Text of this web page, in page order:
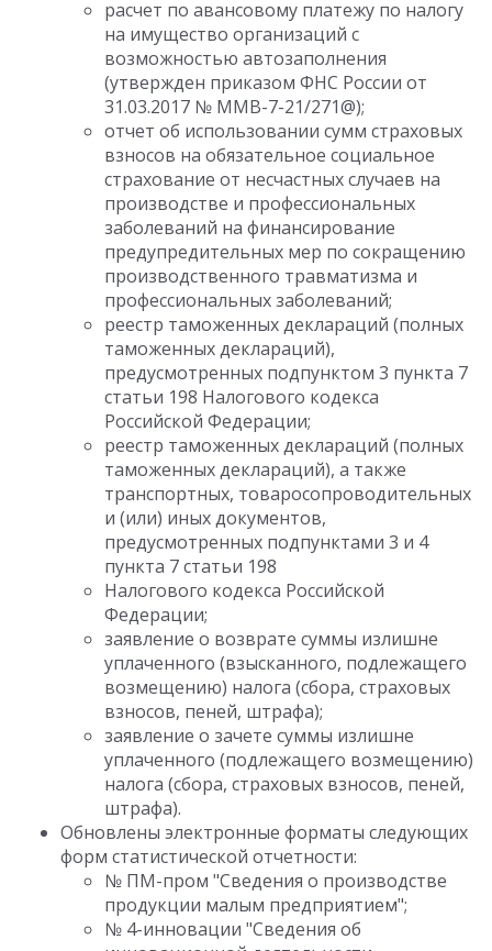
расчет по авансовому платежу по налогу
на имущество организаций с
возможностью автозаполнения
(утвержден приказом ФНС России от
31.03.2017 № ММВ-7-21/271@);
отчет об использовании сумм страховых
взносов на обязательное социальное
страхование от несчастных случаев на
производстве и профессиональных
заболеваний на финансирование
предупредительных мер по сокращению
производственного травматизма и
профессиональных заболеваний;
реестр таможенных деклараций (полных
таможенных деклараций),
предусмотренных подпунктом 3 пункта 7
статьи 198 Налогового кодекса
Российской Федерации;
реестр таможенных деклараций (полных
таможенных деклараций), а также
транспортных, товаросопроводительных
и (или) иных документов,
предусмотренных подпунктами 3 и 4
пункта 7 статьи 198
Налогового кодекса Российской
Федерации;
заявление о возврате суммы излишне
уплаченного (взысканного, подлежащего
возмещению) налога (сбора, страховых
взносов, пеней, штрафа);
заявление о зачете суммы излишне
уплаченного (подлежащего возмещению)
налога (сбора, страховых взносов, пеней,
штрафа).
Обновлены электронные форматы следующих
форм статистической отчетности:
№ ПМ-пром "Сведения о производстве
продукции малым предприятием";
№ 4-инновации "Сведения об